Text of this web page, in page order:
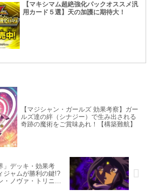
【マキシマム超絶強化パックオススメ汎
用カード５選】天の加護に期待大！
【マジシャン・ガールズ 効果考察】ガー
ルズ達の絆（シナジー）で生み出される
奇跡の魔術をご賞味あれ！【構築難航】
」デッキ・効果考
ジャムが勝利の鍵!?
・ノヴァ・トリニテ